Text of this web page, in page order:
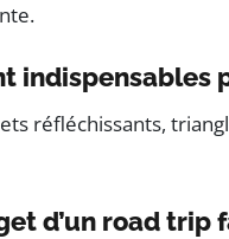
indispensables
réfléchissants,
d’un road trip